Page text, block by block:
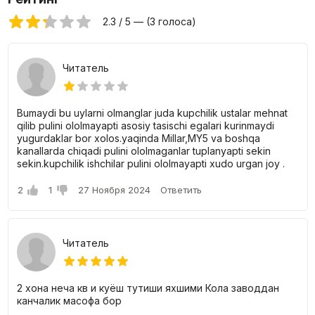
Образовательные учреждения– рядом
Медицинские центры
доступности обеспечивают заботу о вашем здоровье.
Торгово-развлекательная инфраструктура
магазины, супермаркеты, рестораны и кафе создают
атмосферу уюта и комфорта прямо у вас дома.
Парковка– наличие открытой парковки позволяет
жильцам не беспокоиться о месте для автомобиля.
Закрытая территория– круглосуточное
видеонаблюдение и современные системы
среду.
просто посещением для жизни, настоящим городским
оазисом.
Квартиры: комфорт и свобода для вашего
дизайна
2.3 / 5 — (3 голоса)
Читатель
Bumaydi bu uylarni olmanglar juda kupchilik ustalar mehnat
qilib pulini ololmayapti asosiy tasischi egalari kurinmaydi
yugurdaklar bor xolos.yaqinda Millar,MY5 va boshqa
kanallarda chiqadi pulini ololmaganlar tuplanyapti sekin
sekin.kupchilik ishchilar pulini ololmayapti xudo urgan joy .
2 1 27 Ноября 2024 Ответить
Читатель
2 хона неча кв и куёш тутиши яхшими Кола заводдан
канчалик масофа бор